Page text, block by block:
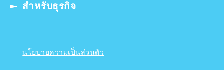
สำหรับธุรกิจ
นโยบายความเป็นส่วนตัว